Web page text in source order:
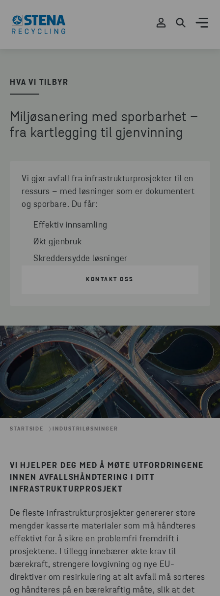
HVA VI TILBYR
Miljøsanering med sporbarhet –
fra kartlegging til gjenvinning
Vi gjør avfall fra infrastrukturprosjekter til en
ressurs – med løsninger som er dokumentert
og sporbare. Du får:
Effektiv innsamling
Økt gjenbruk
Skreddersydde løsninger
KONTAKT OSS
STARTSIDE INDUSTRILØSNINGER
VI HJELPER DEG MED Å MØTE UTFORDRINGENE
INNEN AVFALLSHÅNDTERING I DITT
INFRASTRUKTURPROSJEKT
De fleste infrastrukturprosjekter genererer store
mengder kasserte materialer som må håndteres
effektivt for å sikre en problemfri fremdrift i
prosjektene. I tillegg innebærer økte krav til
bærekraft, strengere lovgivning og nye EU-
direktiver om resirkulering at alt avfall må sorteres
og håndteres på en bærekraftig måte, slik at det